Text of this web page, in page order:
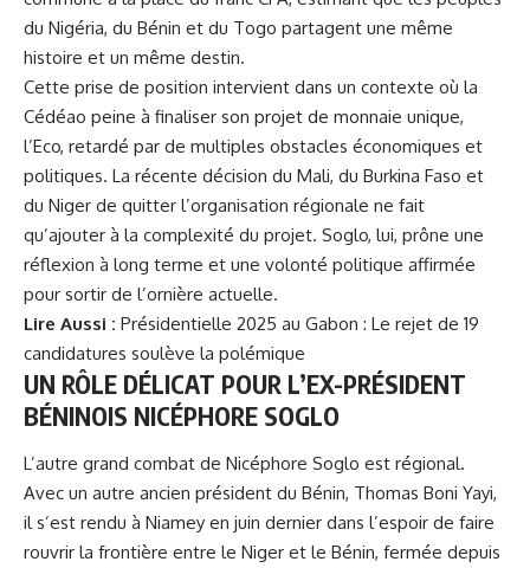
du Nigéria, du Bénin et du Togo partagent une même
histoire et un même destin.
Cette prise de position intervient dans un contexte où la
Cédéao peine à finaliser son projet de monnaie unique,
l’Eco, retardé par de multiples obstacles économiques et
politiques. La récente décision du Mali, du Burkina Faso et
du Niger de quitter l’organisation régionale ne fait
qu’ajouter à la complexité du projet. Soglo, lui, prône une
réflexion à long terme et une volonté politique affirmée
pour sortir de l’ornière actuelle.
Lire Aussi : Présidentielle 2025 au Gabon : Le rejet de 19
candidatures soulève la polémique
UN RÔLE DÉLICAT POUR L’EX-PRÉSIDENT
BÉNINOIS NICÉPHORE SOGLO
L’autre grand combat de Nicéphore Soglo est régional.
Avec un autre ancien président du Bénin, Thomas Boni Yayi,
il s’est rendu à Niamey en juin dernier dans l’espoir de faire
rouvrir la frontière entre le Niger et le Bénin, fermée depuis